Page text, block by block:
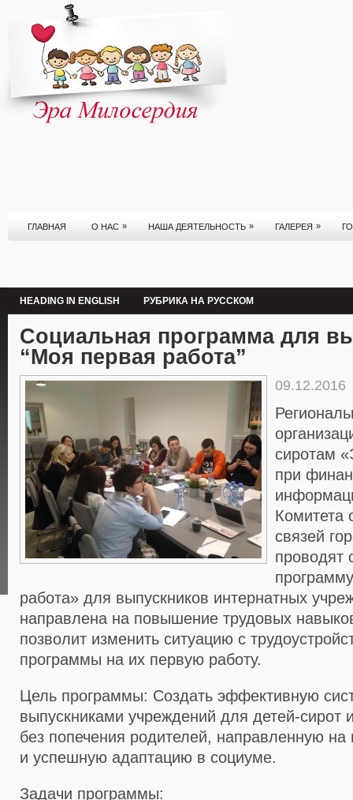
ГЛАВНАЯ О НАС » НАША ДЕЯТЕЛЬНОСТЬ » ГАЛЕРЕЯ »
HEADING IN ENGLISH РУБРИКА НА РУССКОМ
Социальная программа для
“Моя первая работа”
09.12.2016
сиротам
при
Комитета
связей
проводят
работа» для выпускников интернатных
направлена на повышение трудовых
позволит изменить ситуацию с
программы на их первую работу.
Цель программы: Создать эффективную
выпускниками учреждений для детей-сирот
без попечения родителей, направленную на
и успешную адаптацию в социуме.
Задачи программы: